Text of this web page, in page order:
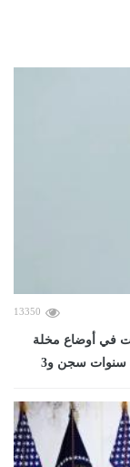
13350
في أوضاع مخلة